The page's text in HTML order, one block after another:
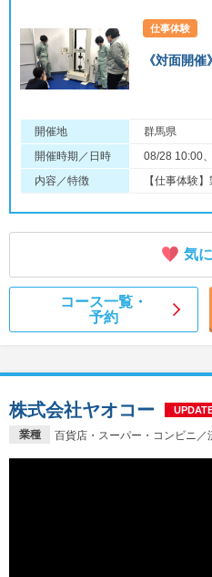
仕事体験
《対面開
開催地
群馬県
開催時期／日時
08/28 10:00
内容／特徴
【仕事体験
気
コース一覧・
予約
業種 百貨店・スーパー・コンビニ／
株式会社ヤオコー